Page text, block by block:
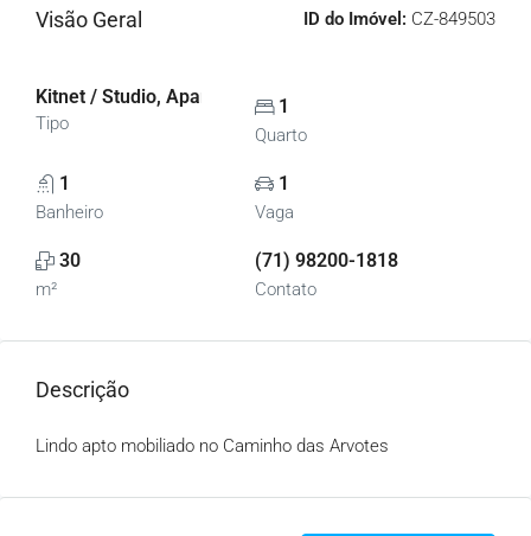
Visão Geral ID do Imóvel: CZ-849503
Kitnet / Studio, Apartamentos
Tipo
1
Quarto
1
Banheiro
1
Vaga
30
m²
(71) 98200-1818
Contato
Descrição
Lindo apto mobiliado no Caminho das Arvotes